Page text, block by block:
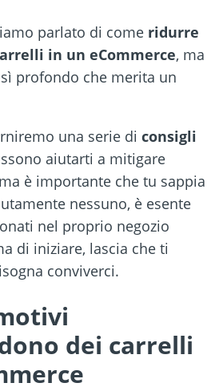
parlato di come ridurre
in un eCommerce, ma
profondo che merita un
una serie di consigli
aiutarti a mitigare
è importante che tu sappia
nessuno, è esente
nel proprio negozio
di iniziare, lascia che ti
conviverci.
dei carrelli